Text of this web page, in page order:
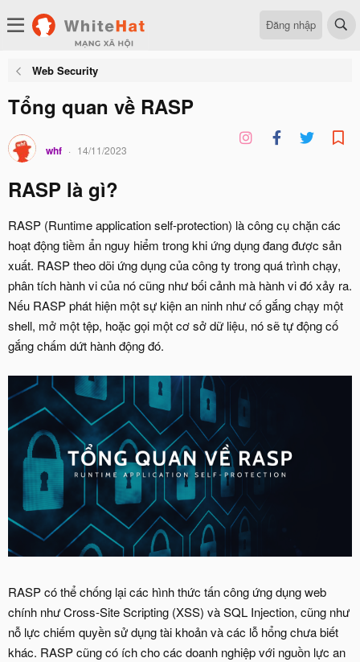
Đăng nhập
Web Security
Tổng quan về RASP
whf 14/11/2023
RASP là gì?
RASP (Runtime application self-protection) là công cụ chặn các
hoạt động tiềm ẩn nguy hiểm trong khi ứng dụng đang được sản
xuất. RASP theo dõi ứng dụng của công ty trong quá trình chạy,
phân tích hành vi của nó cũng như bối cảnh mà hành vi đó xảy ra.
Nếu RASP phát hiện một sự kiện an ninh như cố gắng chạy một
shell, mở một tệp, hoặc gọi một cơ sở dữ liệu, nó sẽ tự động cố
gắng chấm dứt hành động đó.
RASP có thể chống lại các hình thức tấn công ứng dụng web
chính như Cross-Site Scripting (XSS) và SQL Injection, cũng như
nỗ lực chiếm quyền sử dụng tài khoản và các lỗ hổng chưa biết
khác. RASP cũng có ích cho các doanh nghiệp với nguồn lực an